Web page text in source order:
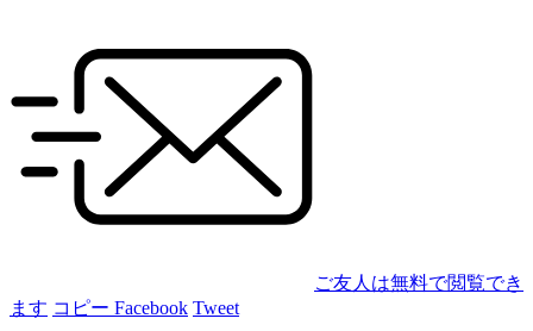
ご友人は無料で閲覧でき
ます コピー Facebook Tweet